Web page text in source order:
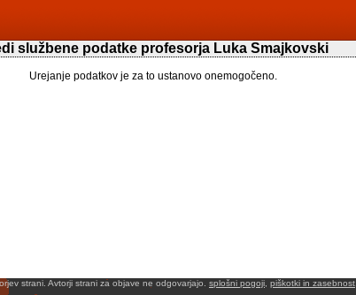
službene podatke profesorja Luka Smajkovski
Urejanje podatkov je za to ustanovo onemogočeno.
strani. Avtorji strani za objave ne odgovarjajo. splošni pogoji piškotki in zasebnost